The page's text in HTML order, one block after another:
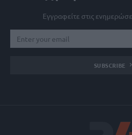
Εγγραφείτε στις
SUBSCRIBE